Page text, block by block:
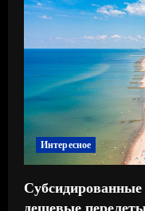
Интересное
дешевые